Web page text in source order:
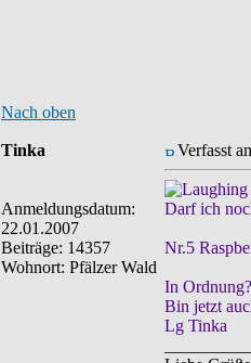
Nach oben
Tinka
Anmeldungsdatum:
22.01.2007
Beiträge: 14357
Wohnort: Pfälzer Wald
Verfasst
Darf ich
Nr.5
In Ordnung?
Bin jetzt
Lg Tinka